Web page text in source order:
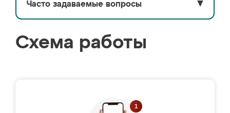
Часто задаваемые вопросы ▼
Схема работы